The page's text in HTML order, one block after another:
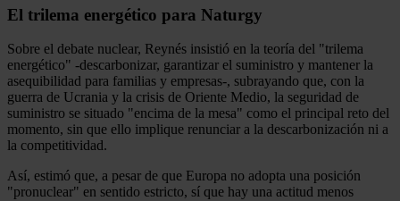
El trilema energético para Naturgy
Sobre el debate nuclear, Reynés insistió en la teoría del "trilema
energético" -descarbonizar, garantizar el suministro y mantener la
asequibilidad para familias y empresas-, subrayando que, con la
guerra de Ucrania y la crisis de Oriente Medio, la seguridad de
suministro se situado "encima de la mesa" como el principal reto del
momento, sin que ello implique renunciar a la descarbonización ni a
la competitividad.
Así, estimó que, a pesar de que Europa no adopta una posición
"pronuclear" en sentido estricto, sí que hay una actitud menos